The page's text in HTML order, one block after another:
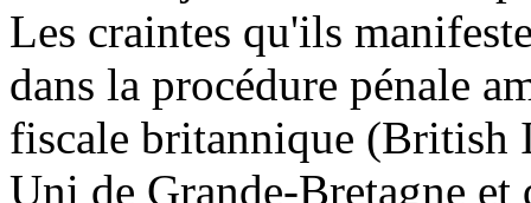
Les craintes qu'ils
dans la procédure pénale
fiscale britannique (British
Uni de Grande-Bretagne